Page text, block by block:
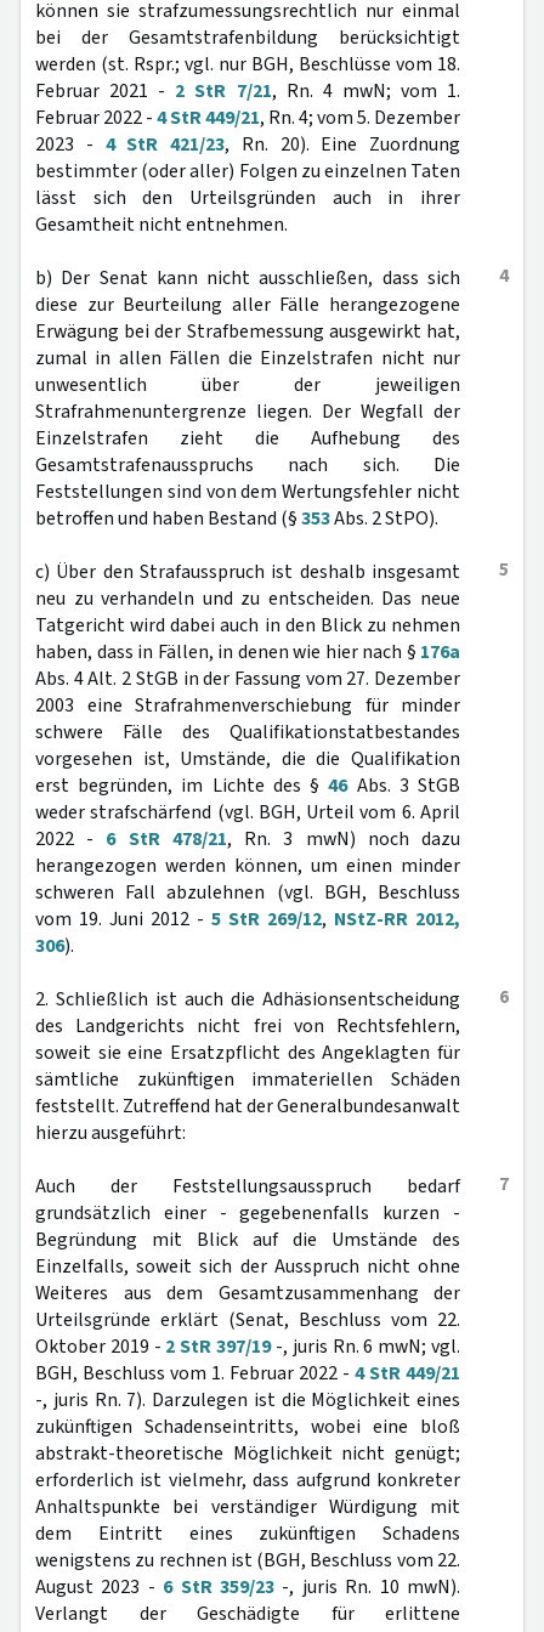
können sie strafzumessungsrechtlich nur einmal
bei der Gesamtstrafenbildung berücksichtigt
werden (st. Rspr.; vgl. nur BGH, Beschlüsse vom 18.
Februar 2021 - 2 StR 7/21, Rn. 4 mwN; vom 1.
Februar 2022 -4 StR 449/21, Rn. 4; vom 5. Dezember
2023 - 4 StR 421/23, Rn. 20). Eine Zuordnung
bestimmter (oder aller) Folgen zu einzelnen Taten
lässt sich den Urteilsgründen auch in ihrer
Gesamtheit nicht entnehmen.
4
b) Der Senat kann nicht ausschließen, dass sich
diese zur Beurteilung aller Fälle herangezogene
Erwägung bei der Strafbemessung ausgewirkt hat,
zumal in allen Fällen die Einzelstrafen nicht nur
unwesentlich über der jeweiligen
Strafrahmenuntergrenze liegen. Der Wegfall der
Einzelstrafen zieht die Aufhebung des
Gesamtstrafenausspruchs nach sich. Die
Feststellungen sind von dem Wertungsfehler nicht
betroffen und haben Bestand (§353Abs. 2 StPO).
5
c) Über den Strafausspruch ist deshalb insgesamt
neu zu verhandeln und zu entscheiden. Das neue
Tatgericht wird dabei auch in den Blick zu nehmen
haben, dass in Fällen, in denen wie hier nach § 176a
Abs. 4 Alt. 2 StGB in der Fassung vom 27. Dezember
2003 eine Strafrahmenverschiebung für minder
schwere Fälle des Qualifikationstatbestandes
vorgesehen ist, Umstände, die die Qualifikation
erst begründen, im Lichte des §46Abs. 3 StGB
weder strafschärfend (vgl. BGH, Urteil vom 6. April
2022 - 6 StR 478/21, Rn. 3 mwN) noch dazu
herangezogen werden können, um einen minder
schweren Fall abzulehnen (vgl. BGH, Beschluss
vom 19. Juni 2012 - 5 StR 269/12, NStZ-RR 2012,
306).
6
2. Schließlich ist auch die Adhäsionsentscheidung
des Landgerichts nicht frei von Rechtsfehlern,
soweit sie eine Ersatzpflicht des Angeklagten für
sämtliche zukünftigen immateriellen Schäden
feststellt. Zutreffend hat der Generalbundesanwalt
hierzu ausgeführt:
7
Auch der Feststellungsausspruch bedarf
grundsätzlich einer - gegebenenfalls kurzen -
Begründung mit Blick auf die Umstände des
Einzelfalls, soweit sich der Ausspruch nicht ohne
Weiteres aus dem Gesamtzusammenhang der
Urteilsgründe erklärt (Senat, Beschluss vom 22.
Oktober 2019 - 2 StR 397/19-, juris Rn. 6 mwN; vgl.
BGH, Beschluss vom 1. Februar 2022 - 4 StR 449/21
-, juris Rn. 7). Darzulegen ist die Möglichkeit eines
zukünftigen Schadenseintritts, wobei eine bloß
abstrakt-theoretische Möglichkeit nicht genügt;
erforderlich ist vielmehr, dass aufgrund konkreter
Anhaltspunkte bei verständiger Würdigung mit
dem Eintritt eines zukünftigen Schadens
wenigstens zu rechnen ist (BGH, Beschluss vom 22.
August 2023 - 6 StR 359/23 -, juris Rn. 10 mwN).
Verlangt der Geschädigte für erlittene